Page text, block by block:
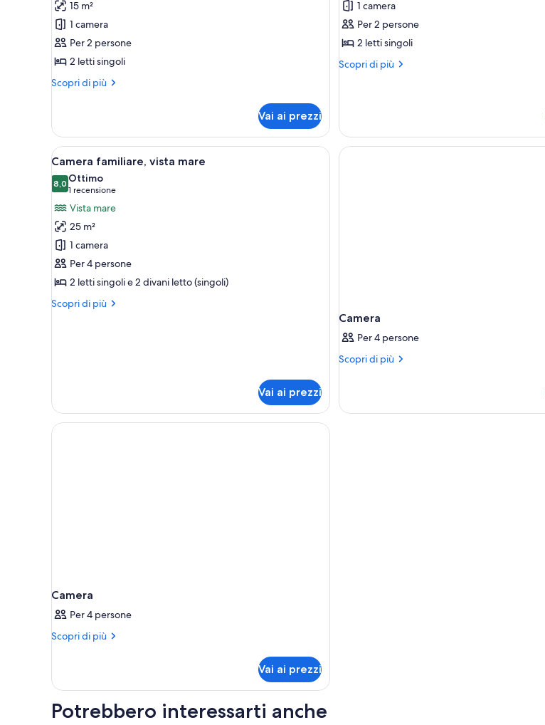
Camera
doppia,
vista
oceano
parziale
15 m²
1 camera
Per 2 persone
2 letti singoli
Scopri di più
Altri
doppia,
vista
oceano
parziale
Vai ai prezzi
Doppia
Standard
1 camera
Per 2 persone
2 letti singoli
Scopri di più
Altri
Apri
tutte
le
foto
per
Camera
familiare,
vista
mare
Camera familiare, vista mare | Minibar, una scrivania, tende oscuranti, lenzuola
5
Camera familiare, vista mare
8,08,0 su 10
Ottimo
1 recensione
(1
recensione)
Vista mare
25 m²
1 camera
Per 4 persone
2 letti singoli e 2 divani letto (singoli)
Scopri di più
Altri
Vai ai prezzi
Camera
Per 4 persone
Scopri di più
Altri
Camera
Per 4 persone
Scopri di più
Altri
Vai ai prezzi
Potrebbero interessarti anche